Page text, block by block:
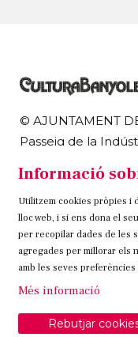
© AJUNTAMENT
Passeig de la
972 58 18 48 | 972
Sitemap Avís
Informació
Utilitzem cookies pròpies i
lloc web, i si ens dona el
per recopilar dades de les
agregades per millorar els
amb les seves
Més informació
Rebutjar